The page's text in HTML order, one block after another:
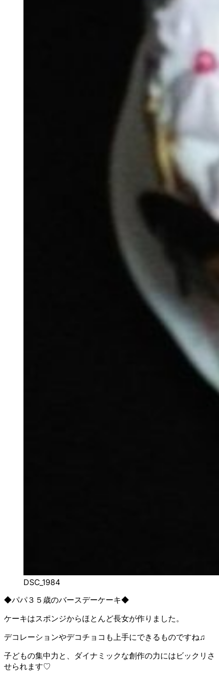
DSC_1984
◆パパ３５歳のバースデーケーキ◆
ケーキはスポンジからほとんど長女が作りました。
デコレーションやデコチョコも上手にできるものですね♫
子どもの集中力と、ダイナミックな創作の力にはビックリさ
せられます♡